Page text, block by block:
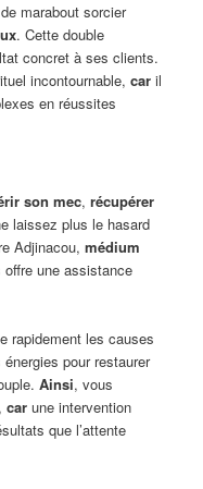
marabout sorcier
. Cette double
concret à ses clients.
incontournable,car il
en réussites
son mec,récupérer
laissez plus le hasard
Adjinacou,médium
offre une assistance
rapidement les causes
pour restaurer
Ainsi, vous
car une intervention
que l’attente